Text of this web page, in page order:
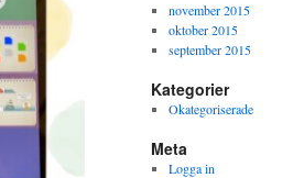
november 2015
oktober 2015
september 2015
Kategorier
Okategoriserade
Meta
Logga in